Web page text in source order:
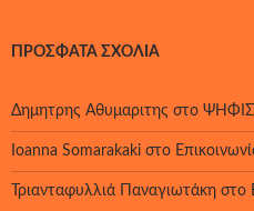
ΠΡΌΣΦΑΤΑ ΣΧΌΛΙΑ
Δημητρης Αθυμαριτης στο
Ioanna Somarakaki στο
Τριανταφυλλιά Παναγιωτάκη στο